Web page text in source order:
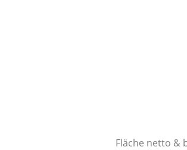
Fläche netto &